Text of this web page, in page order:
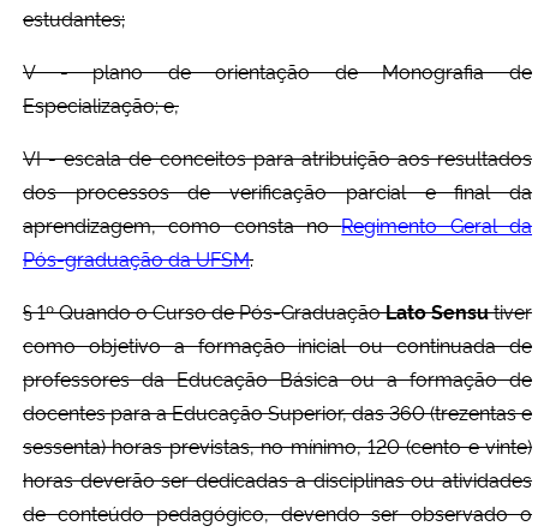
estudantes;
V - plano de orientação de Monografia de
Especialização; e,
VI - escala de conceitos para atribuição aos resultados
dos processos de verificação parcial e final da
aprendizagem, como consta noRegimento Geral da
Pós-graduação da UFSM.
§ 1º Quando o Curso de Pós-GraduaçãoLato Sensutiver
como objetivo a formação inicial ou continuada de
professores da Educação Básica ou a formação de
docentes para a Educação Superior, das 360 (trezentas e
sessenta) horas previstas, no mínimo, 120 (cento e vinte)
horas deverão ser dedicadas a disciplinas ou atividades
de conteúdo pedagógico, devendo ser observado o